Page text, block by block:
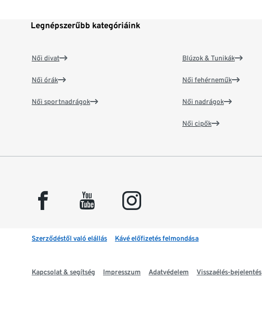
Legnépszerűbb kategóriáink
Női divat
Női órák
Női sportnadrágok
Blúzok & Tunikák
Női fehérneműk
Női nadrágok
Női cipők
facebook youtube instagram
Szerződéstől való elállás Kávé előfizetés felmondása
Kapcsolat & segítség Impresszum Adatvédelem Visszaélés-bejelentés